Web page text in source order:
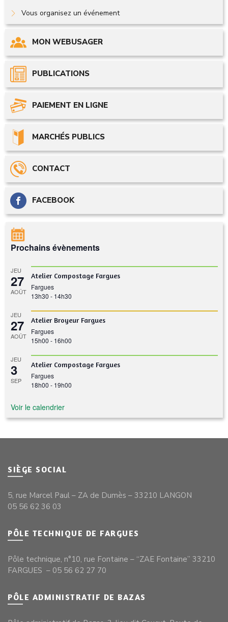
Vous organisez un événement
MON WEBUSAGER
PUBLICATIONS
PAIEMENT EN LIGNE
MARCHÉS PUBLICS
CONTACT
FACEBOOK
Prochains évènements
JEU
27
AOÛT
Atelier Compostage Fargues
Fargues
13h30 - 14h30
JEU
27
AOÛT
Atelier Broyeur Fargues
Fargues
15h00 - 16h00
JEU
3
SEP
Atelier Compostage Fargues
Fargues
18h00 - 19h00
Voir le calendrier
SIÈGE SOCIAL
5, rue Marcel Paul – ZA de Dumès – 33210 LANGON
05 56 62 36 03
PÔLE TECHNIQUE DE FARGUES
Pôle technique, n°10, rue Fontaine – “ZAE Fontaine” 33210
FARGUES – 05 56 62 27 70
PÔLE ADMINISTRATIF DE BAZAS